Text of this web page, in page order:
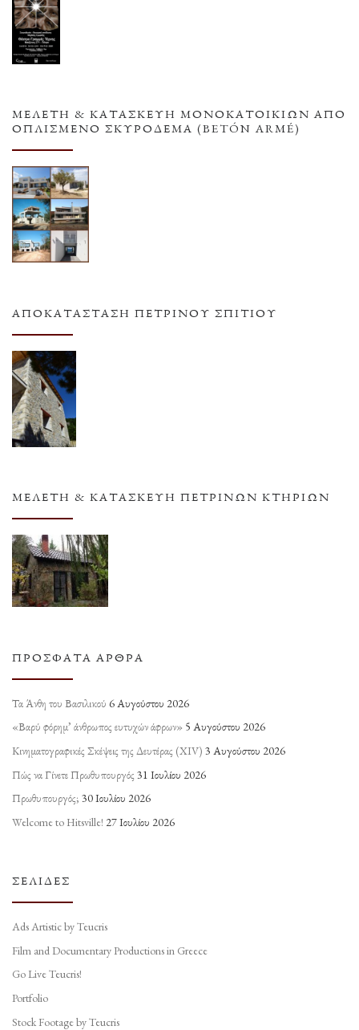
ΜΕΛΕΤΗ & ΚΑΤΑΣΚΕΥΗ ΜΟΝΟΚΑΤΟΙΚΙΩΝ ΑΠΟ
ΟΠΛΙΣΜΕΝΟ ΣΚΥΡΟΔΕΜΑ (BETÓN ARMÉ)
ΑΠΟΚΑΤΆΣΤΑΣΗ ΠΈΤΡΙΝΟΥ ΣΠΙΤΙΟΎ
ΜΕΛΈΤΗ & ΚΑΤΑΣΚΕΥΉ ΠΈΤΡΙΝΩΝ ΚΤΗΡΊΩΝ
ΠΡΌΣΦΑΤΑ ΆΡΘΡΑ
Τα Άνθη του Βασιλικού 6 Αυγούστου 2026
«Βαρύ φόρημ’ άνθρωπος ευτυχών άφρων» 5 Αυγούστου 2026
Κινηματογραφικές Σκέψεις της Δευτέρας (ΧΙV) 3 Αυγούστου 2026
Πώς να Γίνετε Πρωθυπουργός 31 Ιουλίου 2026
Πρωθυπουργός; 30 Ιουλίου 2026
Welcome to Hitsville! 27 Ιουλίου 2026
ΣΕΛΊΔΕΣ
Ads Artistic by Teucris
Film and Documentary Productions in Greece
Go Live Teucris!
Portfolio
Stock Footage by Teucris